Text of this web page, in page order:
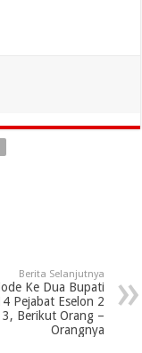
Berita Selanjutnya
Ke Dua Bupati
Pejabat Eselon 2
3, Berikut Orang –
Orangnya